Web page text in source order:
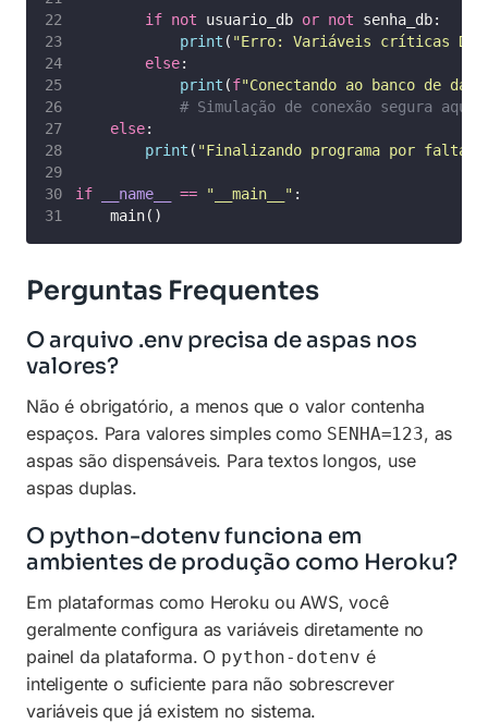
if not usuario_db or not senha_db:
print ( "Erro: Variáveis críticas
else:
print (f"Conectando ao banco de
# Simulação de conexão segura aqui
else:
print ( "Finalizando programa por falta
if __name__ == " __main__ " :
    main()
Perguntas Frequentes
O arquivo .env precisa de aspas nos
valores?
Não é obrigatório, a menos que o valor contenha
espaços. Para valores simples como SENHA=123, as
aspas são dispensáveis. Para textos longos, use
aspas duplas.
O python-dotenv funciona em
ambientes de produção como Heroku?
Em plataformas como Heroku ou AWS, você
geralmente configura as variáveis diretamente no
painel da plataforma. O python-dotenv é
inteligente o suficiente para não sobrescrever
variáveis que já existem no sistema.